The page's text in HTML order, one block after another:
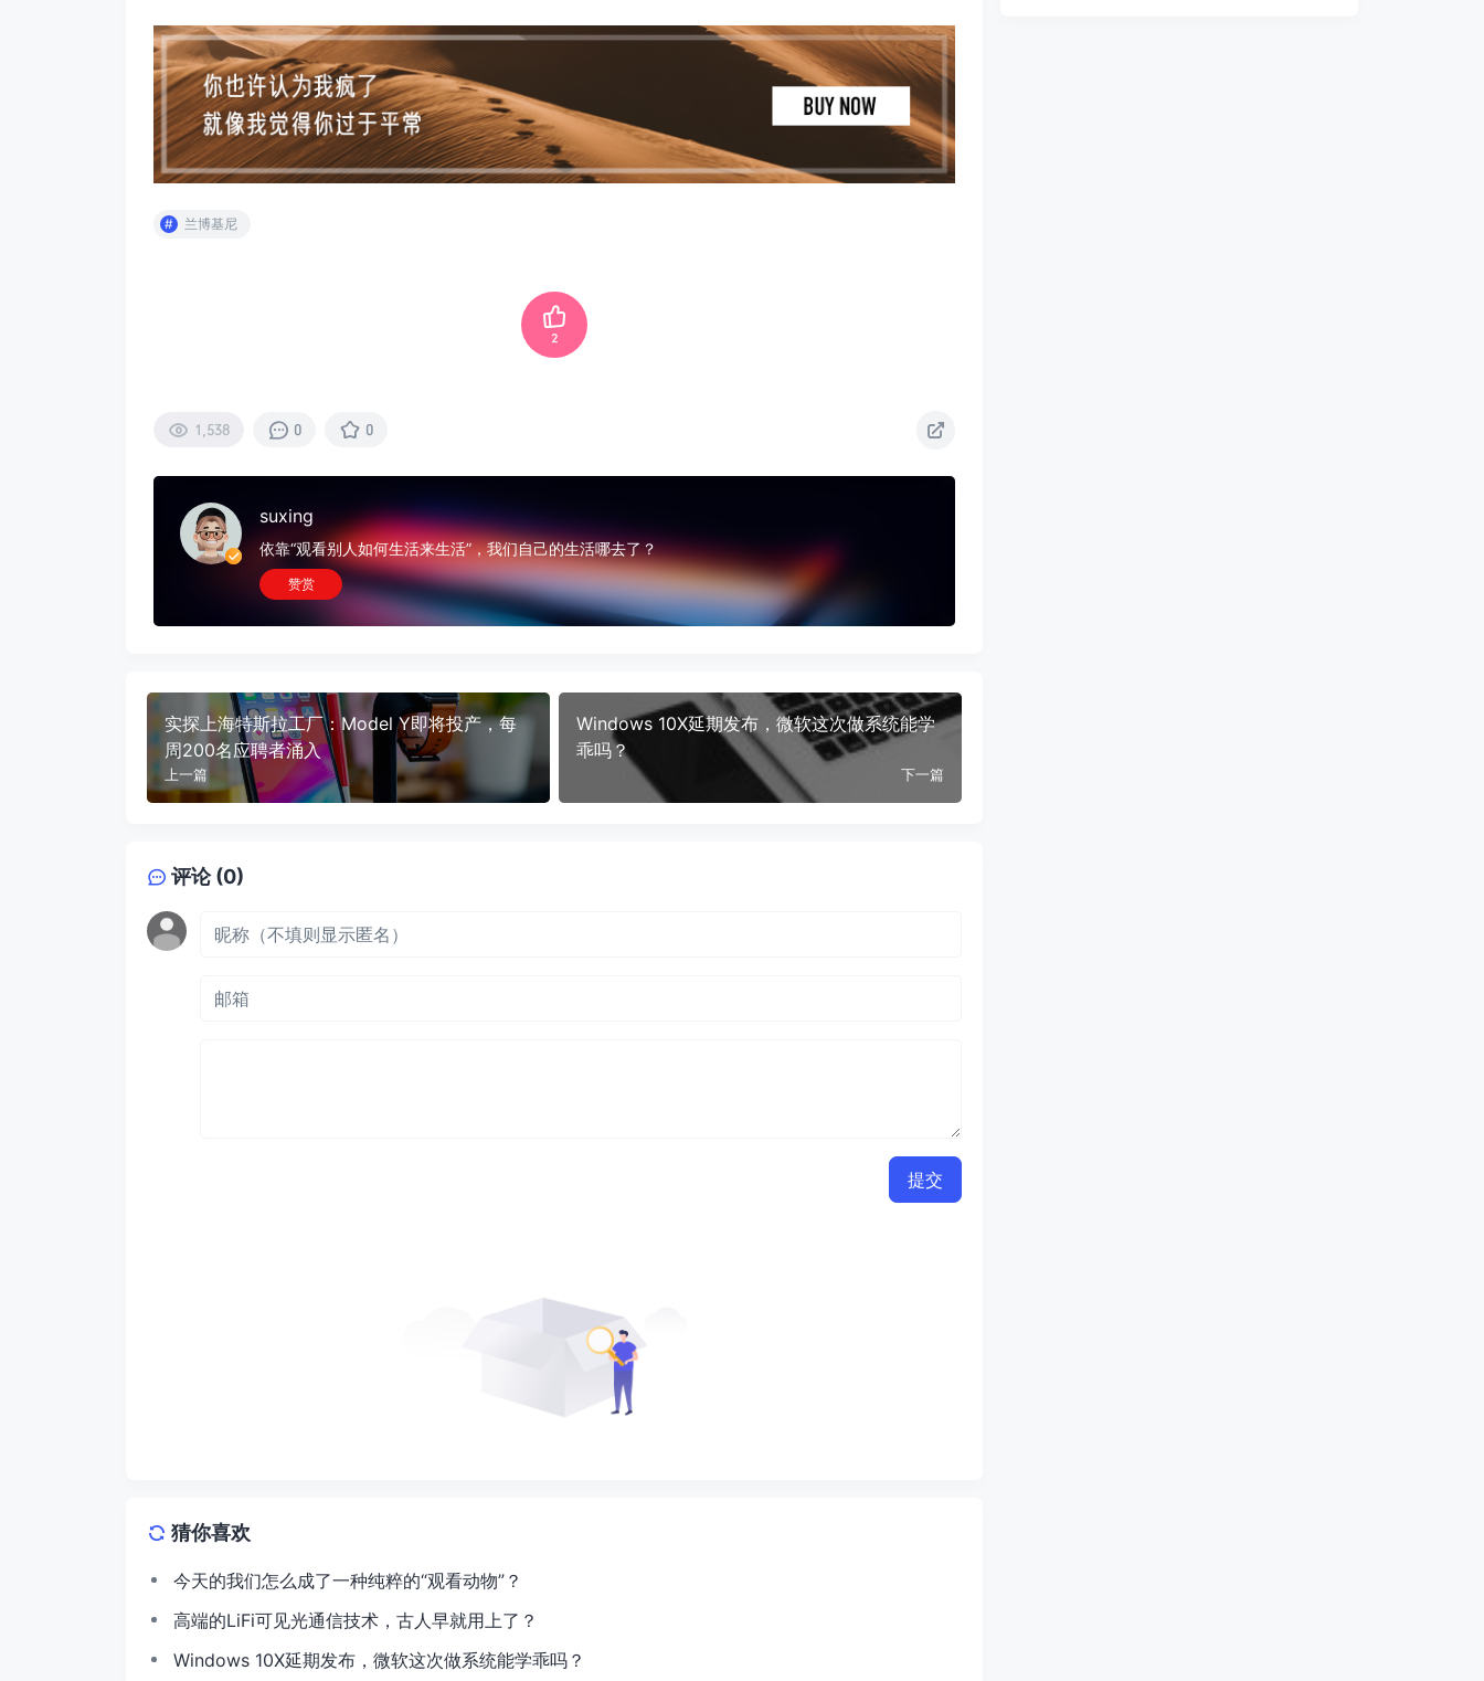
兰博基尼
2
1,538 0 0
suxing
依靠“观看别人如何生活来生活”，我们自己的生活哪去了？
赞赏
实探上海特斯拉工厂：Model Y即将投产，每
周200名应聘者涌入
上一篇
Windows 10X延期发布，微软这次做系统能学
乖吗？
下一篇
评论 (0)
提交
猜你喜欢
今天的我们怎么成了一种纯粹的“观看动物”？
高端的LiFi可见光通信技术，古人早就用上了？
Windows 10X延期发布，微软这次做系统能学乖吗？